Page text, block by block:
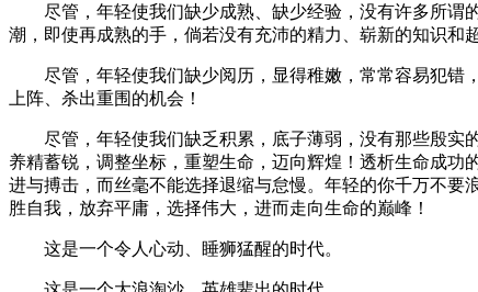
尽管，年轻使我们缺少成熟、缺少经验，没有许多所谓
潮，即使再成熟的手，倘若没有充沛的精力、崭新的知识和
尽管，年轻使我们缺少阅历，显得稚嫩，常常容易犯错
上阵、杀出重围的机会！
尽管，年轻使我们缺乏积累，底子薄弱，没有那些殷实的
养精蓄锐，调整坐标，重塑生命，迈向辉煌！透析生命成
进与搏击，而丝毫不能选择退缩与怠慢。年轻的你千万不
胜自我，放弃平庸，选择伟大，进而走向生命的巅峰！
这是一个令人心动、睡狮猛醒的时代。